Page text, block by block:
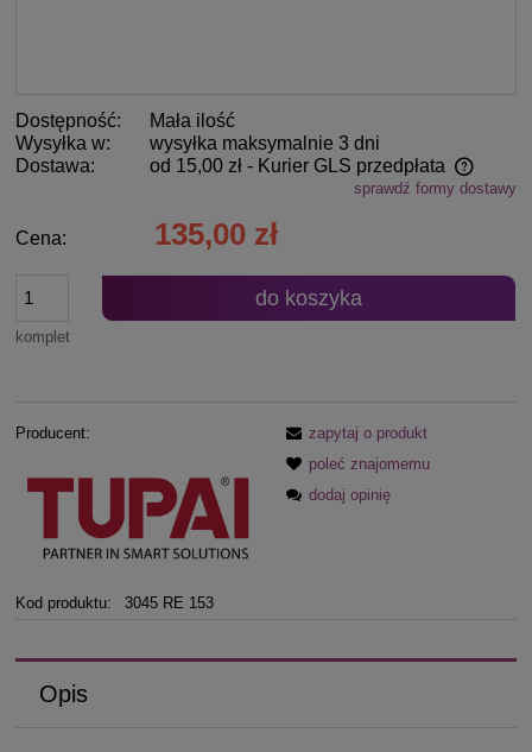
Dostępność:
Mała ilość
Wysyłka w:
wysyłka maksymalnie 3 dni
Dostawa:
od 15,00 zł - Kurier GLS przedpłata
Cena nie zawiera ewentualnych kosztów płatnościsprawdź formy dostawy
Cena: 135,00 zł
komplet
do koszyka
Producent:
Kod produktu: 3045 RE 153
zapytaj o produkt
poleć znajomemu
dodaj opinię
Opis